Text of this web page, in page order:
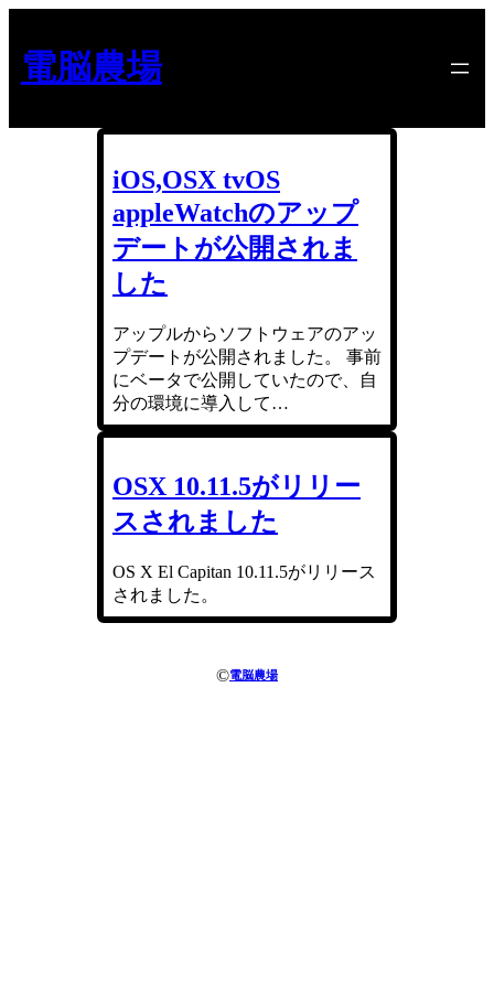
を
ス
ッ
電脳農場
iOS,OSX tvOS
appleWatchのアップ
デートが公開されま
した
アップルからソフトウェアのアッ
プデートが公開されました。 事前
にベータで公開していたので、自
分の環境に導入して…
OSX 10.11.5がリリー
スされました
OS X El Capitan 10.11.5がリリース
されました。
©電脳農場